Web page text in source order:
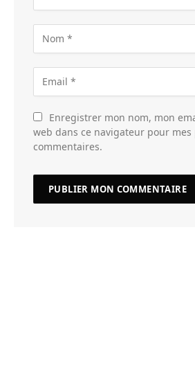
Enregistrer mon nom, mon
web dans ce navigateur pour mes
commentaires.